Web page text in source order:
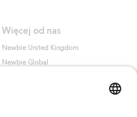
Więcej od nas
Newbie United Kingdom
Newbie Global